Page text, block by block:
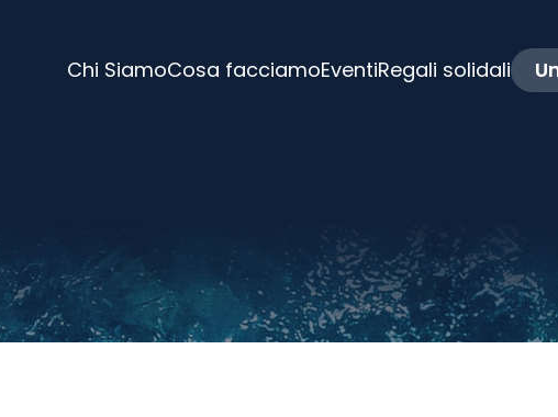
Chi SiamoCosa facciamoEventiRegali solidali